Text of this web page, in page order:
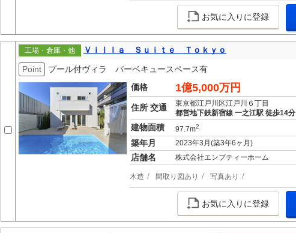
お気に入りに登録
工場・倉庫・他
Ｖｉｌｌａ Ｓｕｉｔｅ Ｔｏｋｙｏ
Point
プール付ヴィラ バーベキュースペース有
価格
1億5,000万円
住所 交通
東京都江戸川区江戸川６丁目
都営地下鉄新宿線 一之江駅 徒歩14分
建物面積 97.7m2
築年月 2023年3月(築3年6ヶ月)
店舗名 株式会社エンプティーホーム
木造 間取り図あり 写真あり
お気に入りに登録